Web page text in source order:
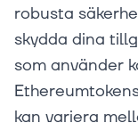
robusta
skydda dina
som använder
kan variera